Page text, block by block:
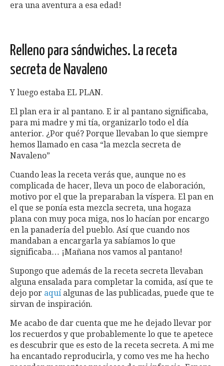
era una aventura a esa edad!
Relleno para sándwiches. La receta
secreta de Navaleno
Y luego estaba EL PLAN.
El plan era ir al pantano. E ir al pantano significaba,
para mi madre y mi tía, organizarlo todo el día
anterior. ¿Por qué? Porque llevaban lo que siempre
hemos llamado en casa “la mezcla secreta de
Navaleno”
Cuando leas la receta verás que, aunque no es
complicada de hacer, lleva un poco de elaboración,
motivo por el que la preparaban la víspera. El pan en
el que se ponía esta mezcla secreta, una hogaza
plana con muy poca miga, nos lo hacían por encargo
en la panadería del pueblo. Así que cuando nos
mandaban a encargarla ya sabíamos lo que
significaba… ¡Mañana nos vamos al pantano!
Supongo que además de la receta secreta llevaban
alguna ensalada para completar la comida, así que te
dejo por aquí algunas de las publicadas, puede que te
sirvan de inspiración.
Me acabo de dar cuenta que me he dejado llevar por
los recuerdos y que probablemente lo que te apetece
es descubrir que es esto de la receta secreta. A mi me
ha encantado reproducirla, y como ves me ha hecho